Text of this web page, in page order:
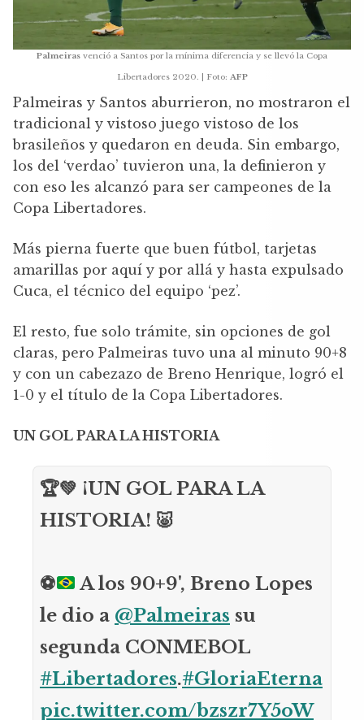
Palmeiras venció a Santos por la mínima diferencia y se llevó la Copa
Libertadores 2020. | Foto: AFP
Palmeiras y Santos aburrieron, no mostraron el
tradicional y vistoso juego vistoso de los
brasileños y quedaron en deuda. Sin embargo,
los del ‘verdao’ tuvieron una, la definieron y
con eso les alcanzó para ser campeones de la
Copa Libertadores.
Más pierna fuerte que buen fútbol, tarjetas
amarillas por aquí y por allá y hasta expulsado
Cuca, el técnico del equipo ‘pez’.
El resto, fue solo trámite, sin opciones de gol
claras, pero Palmeiras tuvo una al minuto 90+8
y con un cabezazo de Breno Henrique, logró el
1-0 y el título de la Copa Libertadores.
UN GOL PARA LA HISTORIA
🏆💚 ¡UN GOL PARA LA
HISTORIA! 🐷
⚽️
A los 90+9', Breno Lopes
le dio a @Palmeiras su
segunda CONMEBOL
#Libertadores.#GloriaEterna
pic.twitter.com/bzszr7Y5oW